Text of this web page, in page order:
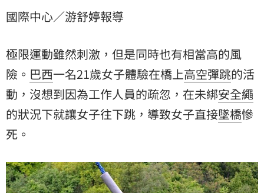
國際中心／游舒婷報導
極限運動雖然刺激，但是同時也有相當高的風
險。 巴西一名21歲女子體驗在橋上高空彈跳的活
動，沒想到因為工作人員的疏忽，在未綁安全繩
的狀況下就讓女子往下跳，導致女子直接墜橋慘
死。